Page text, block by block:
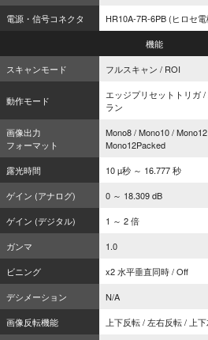
電源・信号コネクタ
HR10A-7R-6PB (ヒロセ
機能
スキャンモード
フルスキャン / ROI
動作モード
エッジプリセットトリガ
ラン
画像出力
フォーマット
Mono8 / Mono10 /
Mono12Packed
露光時間
10 µ秒 ～ 16.777 秒
ゲイン (アナログ)
0 ～ 18.309 dB
ゲイン (デジタル)
1 ～ 2 倍
ガンマ
1.0
ビニング
x2 水平垂直同時 / Off
デシメーション
N/A
画像反転機能
上下反転 / 左右反転 / 上